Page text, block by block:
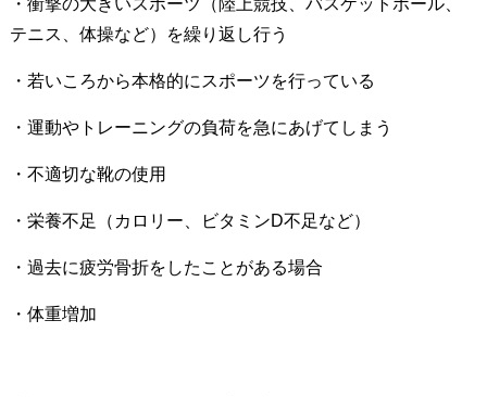
・衝撃の大きいスポーツ（陸上競技、バスケットボール、
テニス、体操など）を繰り返し行う
・若いころから本格的にスポーツを行っている
・運動やトレーニングの負荷を急にあげてしまう
・不適切な靴の使用
・栄養不足（カロリー、ビタミンD不足など）
・過去に疲労骨折をしたことがある場合
・体重増加